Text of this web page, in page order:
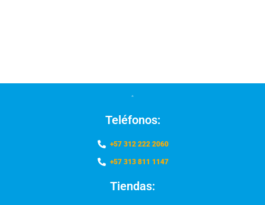
Teléfonos:
+57 312 222 2060
+57 313 811 1147
Tiendas: